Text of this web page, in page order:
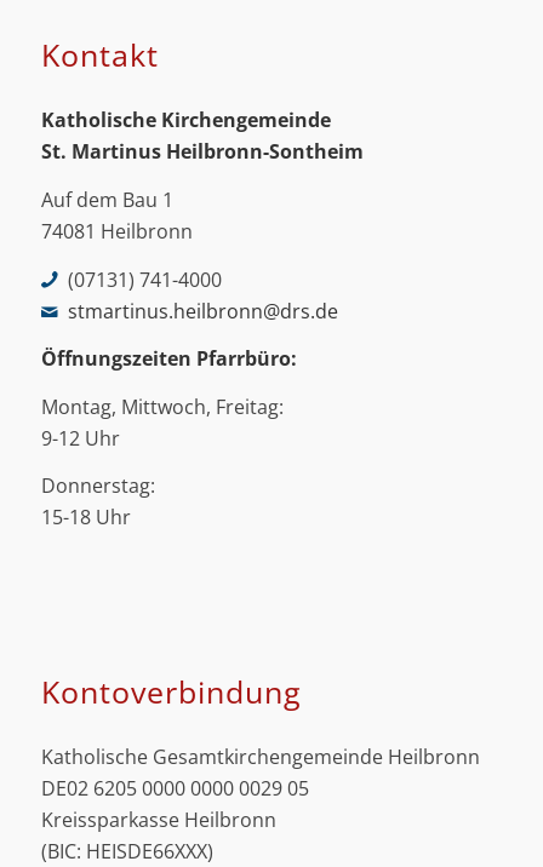
Kontakt
Katholische Kirchengemeinde
St. Martinus Heilbronn-Sontheim
Auf dem Bau 1
74081 Heilbronn
(07131) 741-4000
stmartinus.heilbronn@drs.de
Öffnungszeiten Pfarrbüro:
Montag, Mittwoch, Freitag:
9-12 Uhr
Donnerstag:
15-18 Uhr
Kontoverbindung
Katholische Gesamtkirchengemeinde Heilbronn
DE02 6205 0000 0000 0029 05
Kreissparkasse Heilbronn
(BIC: HEISDE66XXX)